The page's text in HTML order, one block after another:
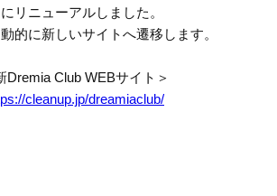
リニューアルしました。
的に新しいサイトへ遷移します。
Dremia Club WEBサイト＞
cleanup.jp/dreamiaclub/